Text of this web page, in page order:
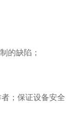
的缺陷；
；保证设备安全